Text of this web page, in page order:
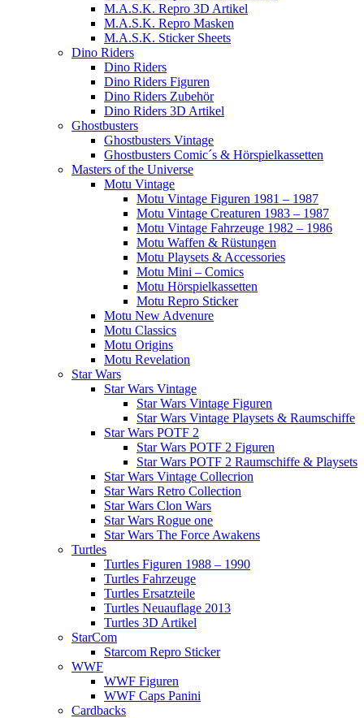
M.A.S.K. Repro 3D Artikel
M.A.S.K. Repro Masken
M.A.S.K. Sticker Sheets
Dino Riders
Dino Riders
Dino Riders Figuren
Dino Riders Zubehör
Dino Riders 3D Artikel
Ghostbusters
Ghostbusters Vintage
Ghostbusters Comic´s & Hörspielkassetten
Masters of the Universe
Motu Vintage
Motu Vintage Figuren 1981 – 1987
Motu Vintage Creaturen 1983 – 1987
Motu Vintage Fahrzeuge 1982 – 1986
Motu Waffen & Rüstungen
Motu Playsets & Accessories
Motu Mini – Comics
Motu Hörspielkassetten
Motu Repro Sticker
Motu New Advenure
Motu Classics
Motu Origins
Motu Revelation
Star Wars
Star Wars Vintage
Star Wars Vintage Figuren
Star Wars Vintage Playsets & Raumschiffe
Star Wars POTF 2
Star Wars POTF 2 Figuren
Star Wars POTF 2 Raumschiffe & Playsets
Star Wars Vintage Collecrion
Star Wars Retro Collection
Star Wars Clon Wars
Star Wars Rogue one
Star Wars The Force Awakens
Turtles
Turtles Figuren 1988 – 1990
Turtles Fahrzeuge
Turtles Ersatzteile
Turtles Neuauflage 2013
Turtles 3D Artikel
StarCom
Starcom Repro Sticker
WWF
WWF Figuren
WWF Caps Panini
Cardbacks